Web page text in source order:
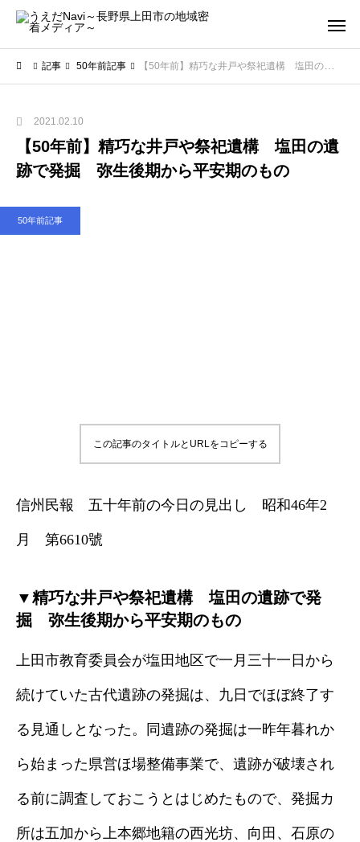
記事 50年前記事 【50年前】精巧な井戸や祭祀遺構 塩田の遺跡で発掘 弥生後期から平安期のもの
2021.02.10
【50年前】精巧な井戸や祭祀遺構 塩田の遺
跡で発掘 弥生後期から平安期のもの
50年前記事
この記事のタイトルとURLをコピーする
信州民報 五十年前の今日の見出し 昭和46年2
月 第6610號
▼精巧な井戸や祭祀遺構 塩田の遺跡で発
掘 弥生後期から平安期のもの
上田市教育委員会が塩田地区で一月三十一日から
続けていた古代遺跡の発掘は、九日でほぼ終了す
る見通しとなった。同遺跡の発掘は一昨年暮れか
ら始まった県営ほ場整備事業で、遺跡が破壊され
る前に調査しておこうとはじめたもので、発掘カ
所は五加から上本郷地籍の西光坊、向田、石原の